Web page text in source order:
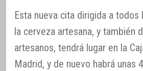
Esta nueva cita dirigida a
la cerveza artesana, y también
artesanos, tendrá lugar en la
Madrid, y de nuevo habrá unas